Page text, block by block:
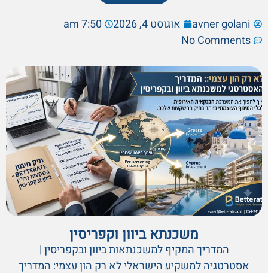
avner golani אוגוסט 4, 2026
7:50 am
No Comments
משכנתא ביוון וקפריסין
המדריך המקיף למשכנתאות ביוון ובקפריסין |
אסטרטגיה למשקיע הישראלי לא רק הון עצמי: המדריך